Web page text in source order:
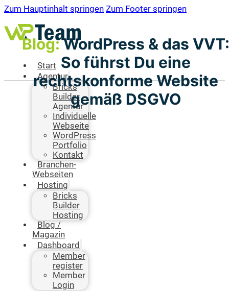
Zum Hauptinhalt springen Zum Footer springen
Start
Agentur
Bricks
Builder
Agentur
Individuelle
Webseite
WordPress
Portfolio
Kontakt
Branchen-
Webseiten
Hosting
Bricks
Builder
Hosting
Blog /
Magazin
Dashboard
Member
register
Member
Login
Blog:WordPress & das VVT:
So führst Du eine
rechtskonforme Website
gemäß DSGVO